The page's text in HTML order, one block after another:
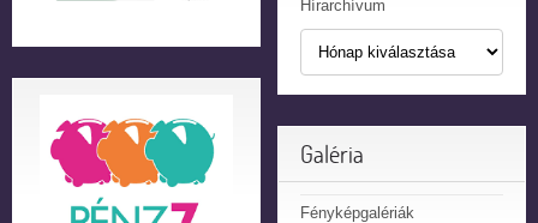
Hírarchívum
Galéria
Fényképgalériák